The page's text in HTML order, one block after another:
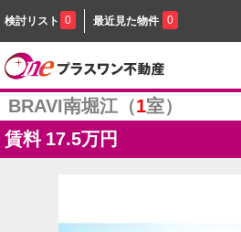
検討リスト 0 最近見た物件 0
BRAVI南堀江（1室）
賃料 17.5万円